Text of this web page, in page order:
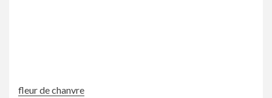
fleur de chanvre